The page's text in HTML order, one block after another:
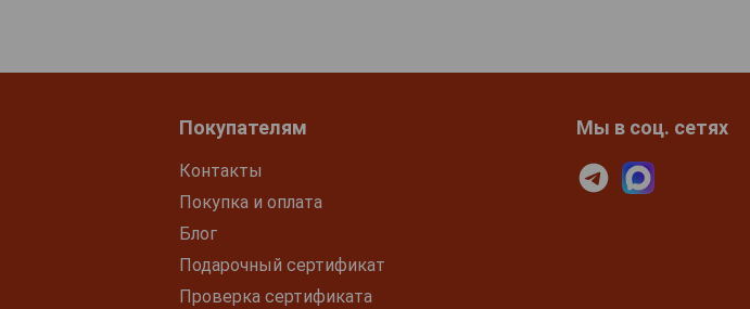
Покупателям
Контакты
Покупка и оплата
Блог
Подарочный сертификат
Проверка сертификата
Мы в соц. сетях